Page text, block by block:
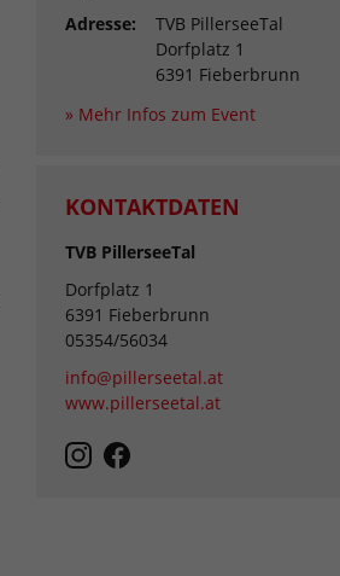
Adresse:
TVB PillerseeTal
Dorfplatz 1
6391 Fieberbrunn
» Mehr Infos zum Event
KONTAKTDATEN
TVB PillerseeTal
Dorfplatz 1
6391 Fieberbrunn
05354/56034
info@pillerseetal.at
www.pillerseetal.at